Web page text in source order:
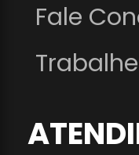
Fale